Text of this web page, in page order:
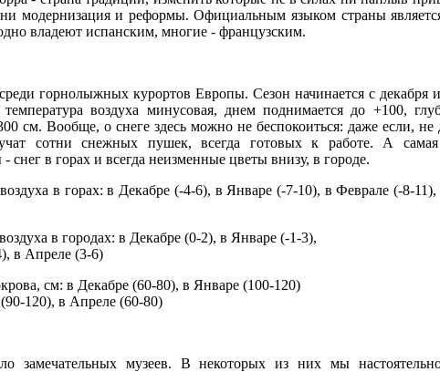
модернизация и реформы. Официальным языком страны
владеют испанским, многие - французским.
горнолыжных курортов Европы. Сезон начинается с декабря
воздуха минусовая, днем поднимается до +100,
см. Вообще, о снеге здесь можно не беспокоиться: даже если, не
сотни снежных пушек, всегда готовых к работе. А самая
снег в горах и всегда неизменные цветы внизу, в городе.
в горах: в Декабре (-4-6), в Январе (-7-10), в Феврале (-8-
в городах: в Декабре (0-2), в Январе (-1-3),
в Апреле (3-6)
см: в Декабре (60-80), в Январе (100-120)
120), в Апреле (60-80)
замечательных музеев. В некоторых из них мы